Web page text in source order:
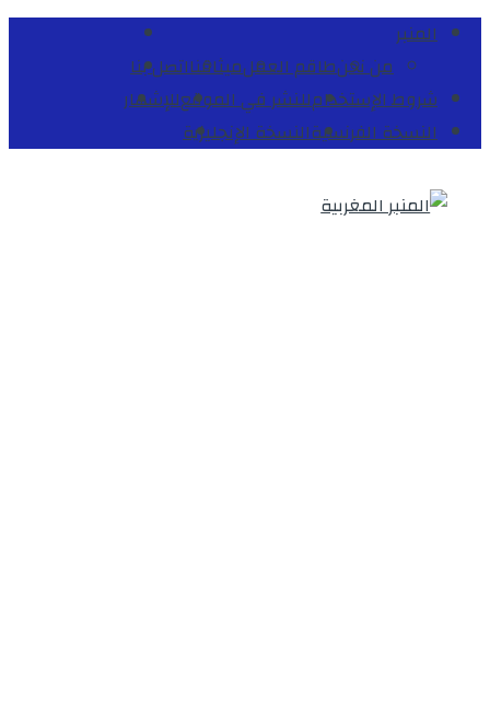
المنبر
من نحنطاقم العملميثاقنااتصل بنا
شروط الإستخدامللنشر في الموقعللإشهار
النسخة الفرنسيةالنسخة الإنجليزية